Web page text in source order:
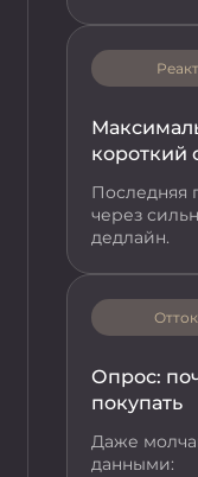
короткий
Последняя
через
дедлайн.
Отток
Опрос:
покупать
Даже
данными: